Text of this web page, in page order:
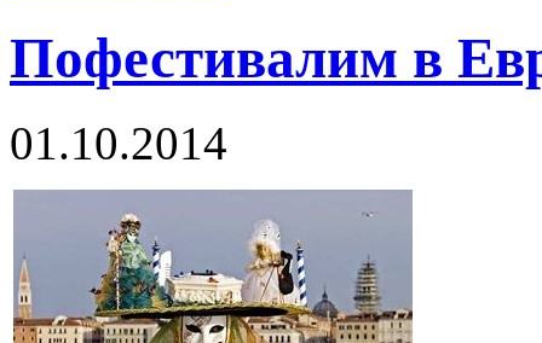
Пофестивалим в
01.10.2014